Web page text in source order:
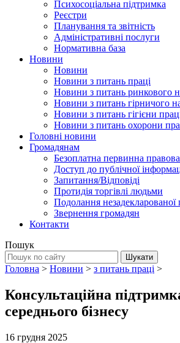
Психосоціальна підтримка
Реєстри
Планування та звітність
Адміністративні послуги
Нормативна база
Новини
Новини
Новини з питань праці
Новини з питань ринкового
Новини з питань гірничого
Новини з питань гігієни
Новини з питань охорони
Головні новини
Громадянам
Безоплатна первинна
Доступ до публічної
Запитання/Відповіді
Протидія торгівлі людьми
Подолання незадекларованої
Звернення громадян
Контакти
Пошук
Головна > Новини > з питань праці >
Консультаційна
середнього бізнесу
16 грудня 2025